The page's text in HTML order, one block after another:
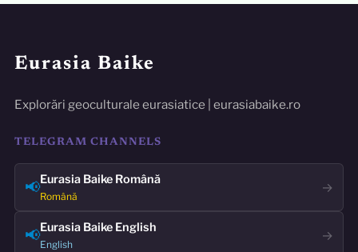
Eurasia Baike
Explorări geoculturale eurasiatice | eurasiabaike.ro
TELEGRAM CHANNELS
📢Eurasia Baike Română
Română
→
📢Eurasia Baike English
English
→